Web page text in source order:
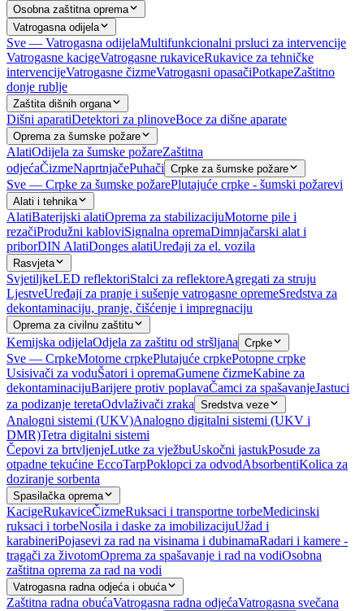
Osobna zaštitna oprema
Vatrogasna odijela
Sve — Vatrogasna odijelaMultifunkcionalni prsluci za intervencije
Vatrogasne kacigeVatrogasne rukaviceRukavice za tehničke
intervencijeVatrogasne čizmeVatrogasni opasačiPotkapeZaštitno
donje rublje
Zaštita dišnih organa
Dišni aparatiDetektori za plinoveBoce za dišne aparate
Oprema za šumske požare
AlatiOdijela za šumske požareZaštitna
odjećaČizmeNaprtnjačePuhači Crpke za šumske požare
Sve — Crpke za šumske požarePlutajuće crpke - šumski požarevi
Alati i tehnika
AlatiBaterijski alatiOprema za stabilizacijuMotorne pile i
rezačiProdužni kabloviSignalna opremaDimnjačarski alat i
priborDIN AlatiDonges alatiUređaji za el. vozila
Rasvjeta
SvjetiljkeLED reflektoriStalci za reflektoreAgregati za struju
LjestveUređaji za pranje i sušenje vatrogasne opremeSredstva za
dekontaminaciju, pranje, čišćenje i impregnaciju
Oprema za civilnu zaštitu
Kemijska odijelaOdjela za zaštitu od stršljana Crpke
Sve — CrpkeMotorne crpkePlutajuće crpkePotopne crpke
Usisivači za voduŠatori i opremaGumene čizmeKabine za
dekontaminacijuBarijere protiv poplavaČamci za spašavanjeJastuci
za podizanje teretaOdvlaživači zraka Sredstva veze
Analogni sistemi (UKV)Analogno digitalni sistemi (UKV i
DMR)Tetra digitalni sistemi
Čepovi za brtvljenjeLutke za vježbuUskočni jastukPosude za
otpadne tekućine EccoTarpPoklopci za odvodAbsorbentiKolica za
doziranje sorbenta
Spasilačka oprema
KacigeRukaviceČizmeRuksaci i transportne torbeMedicinski
ruksaci i torbeNosila i daske za imobilizacijuUžad i
karabineriPojasevi za rad na visinama i dubinamaRadari i kamere -
tragači za životomOprema za spašavanje i rad na vodiOsobna
zaštitna oprema za rad na vodi
Vatrogasna radna odjeća i obuća
Zaštitna radna obućaVatrogasna radna odjećaVatrogasna svečana